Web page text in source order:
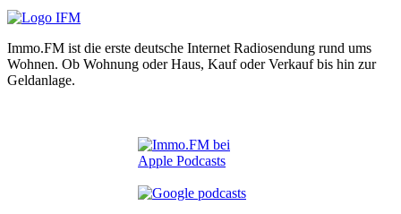
Immo.FM ist die erste deutsche Internet Radiosendung rund ums
Wohnen. Ob Wohnung oder Haus, Kauf oder Verkauf bis hin zur
Geldanlage.